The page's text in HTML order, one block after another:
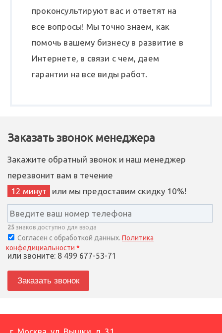
проконсультируют вас и ответят на
все вопросы! Мы точно знаем, как
помочь вашему бизнесу в развитие в
Интернете, в связи с чем, даем
гарантии на все виды работ.
Заказать звонок менеджера
Закажите обратный звонок и наш менеджер
перезвонит вам в течение
12 минут
или мы предоставим скидку 10%!
25 знаков доступно для ввода
Согласен с обработкой данных. Политика
конфедициальности *
или звоните: 8 499 677-53-71